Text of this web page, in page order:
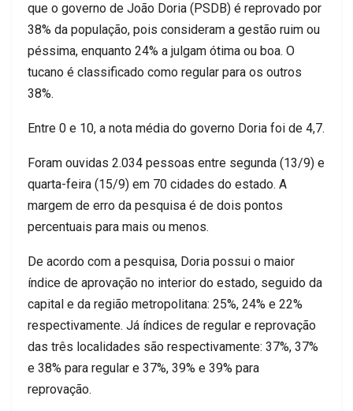
que o governo de João Doria (PSDB) é reprovado por
38% da população, pois consideram a gestão ruim ou
péssima, enquanto 24% a julgam ótima ou boa. O
tucano é classificado como regular para os outros
38%.
Entre 0 e 10, a nota média do governo Doria foi de 4,7.
Foram ouvidas 2.034 pessoas entre segunda (13/9) e
quarta-feira (15/9) em 70 cidades do estado. A
margem de erro da pesquisa é de dois pontos
percentuais para mais ou menos.
De acordo com a pesquisa, Doria possui o maior
índice de aprovação no interior do estado, seguido da
capital e da região metropolitana: 25%, 24% e 22%
respectivamente. Já índices de regular e reprovação
das três localidades são respectivamente: 37%, 37%
e 38% para regular e 37%, 39% e 39% para
reprovação.